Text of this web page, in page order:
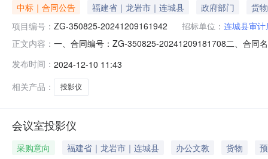
中标｜合同公告 福建省｜龙岩市｜连城县 政府部门
货物
项目编号： ZG-350825-20241209161942 招标单位： 连城县审计
正文内容： 一、合同编号：ZG-350825-20241209181708二、合同
社区金色家园6号305联系方式：13959098521六、合同
发布时间： 2024-12-10 11:43
相关产品：
投影仪
会议室投影仪
采购意向 福建省｜龙岩市｜连城县 办公文教 货物